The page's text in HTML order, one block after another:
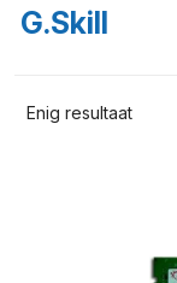
G.Skill
Enig resultaat